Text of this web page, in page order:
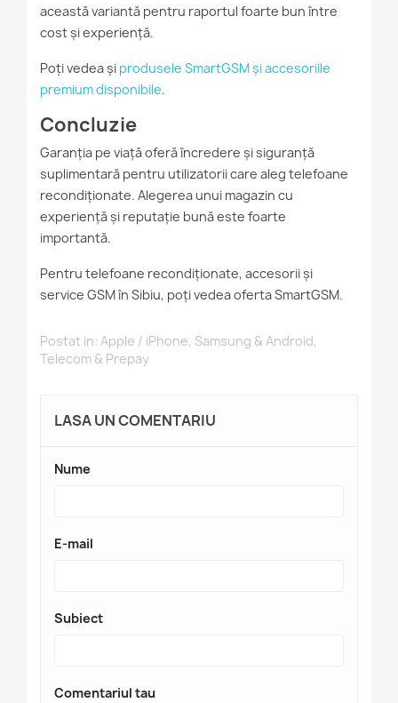
această variantă pentru raportul foarte bun între
cost și experiență.
Poți vedea și produsele SmartGSM și accesoriile
premium disponibile.
Concluzie
Garanția pe viață oferă încredere și siguranță
suplimentară pentru utilizatorii care aleg telefoane
recondiționate. Alegerea unui magazin cu
experiență și reputație bună este foarte
importantă.
Pentru telefoane recondiționate, accesorii și
service GSM în Sibiu, poți vedea oferta SmartGSM.
Postat in: Apple / iPhone, Samsung & Android,
Telecom & Prepay
LASA UN COMENTARIU
Nume
E-mail
Subiect
Comentariul tau